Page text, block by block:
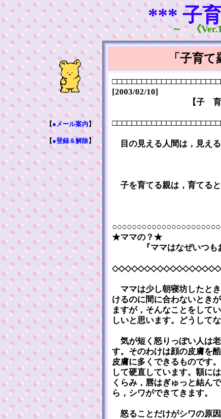
*** 子
～ 《
【●メール案内】
【●登録＆解除】
「子育
[2003/02/10]
【子
目の見える人間は，見え
子を育てる親は，育てる
★ママの？★
『ママはなぜいつ
ママは少し朝寝坊したと
けるのに間に合わないとき
ますが，そんなことをして
しいと思います。どうして
気が短く怒りっぽい人は
す。そのわけは顔の皮膚を
皮膚に多くできるものです
して硬直しています。額に
くらみ，唇はぎゅっと結ん
ら，シワができてきます。
怒ることだけがシワの原